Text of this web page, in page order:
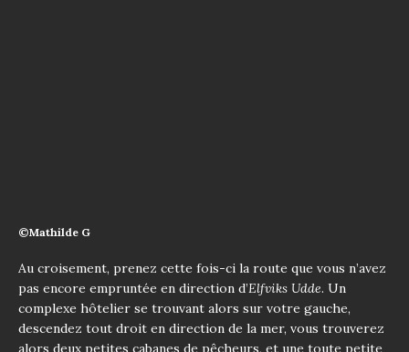
©Mathilde G
Au croisement, prenez cette fois-ci la route que vous n’avez
pas encore empruntée en direction d’Elfviks Udde. Un
complexe hôtelier se trouvant alors sur votre gauche,
descendez tout droit en direction de la mer, vous trouverez
alors deux petites cabanes de pêcheurs, et une toute petite